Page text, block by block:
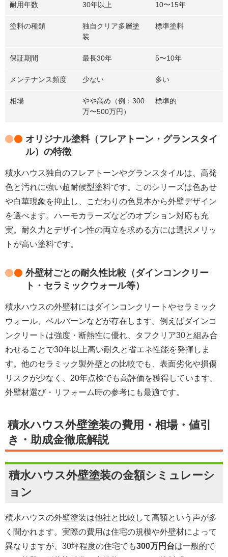
耐用年数 30年以上 10〜15年
塗料の種類
独自クリア多層塗
装
標準塗料
保証期間 最長30年 5〜10年
メンテナンス頻度 少ない 多い
相場
やや高め（例：300
万〜500万円）
標準的
オリジナル塗料（フレアトーン・グランスタイ
ル）の特徴
積水ハウス独自のフレアトーンやグランスタイルは、高発
色と汚れに強い超耐候型塗料です。このシリーズは色あせ
や白華現象を抑止し、こだわりの色見本から外壁デザイン
を選べます。ハーモカラーズなどのオプション対応も充
実。耐久力とデザイン性の両立を求める方には選択メリッ
トが高い塗料です。
外壁材ごとの耐久性比較（ダインコンクリー
ト・セラミックウォール等）
積水ハウスの外壁材にはダインコンクリートやセラミック
ウォール、ベルバーンなどが存在します。例えばダインコ
ンクリートは強度・断熱性に優れ、タフクリア30と組み合
わせることで30年以上高い耐久と省エネ性能を発揮しま
す。他のセラミック製外壁との比較でも、表面劣化や損傷
リスクが少なく、20年点検でも高評価を獲得しています。
外壁材選び・リフォーム時の参考にも最適です。
積水ハウス外壁塗装の費用・相場・値引
き・助成金徹底解説
積水ハウス外壁塗装の金額シミュレーシ
ョン
積水ハウスの外壁塗装は他社と比較して高額という声が多
く聞かれます。実際の費用は住宅の規模や外壁材によって
異なりますが、30坪程度の住宅でも300万円台は一般的で